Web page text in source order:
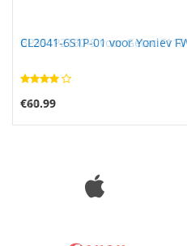
CL2041-6S1P-01 voor Yoniev
€60.99